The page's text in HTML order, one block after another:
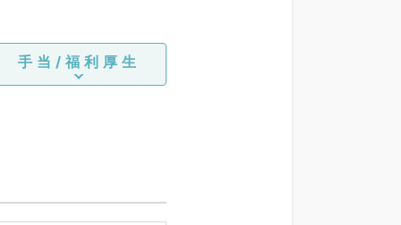
手当/福利厚生